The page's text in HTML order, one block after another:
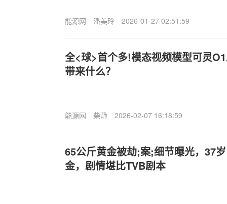
能源网 潘美玲 2026-01-27 02:51:59
全<球>首个多!模态视频模型可灵
带来什么？
能源网 柴静 2026-02-07 16:18:59
65公斤黄金被劫;案;细节曝光，37
金，剧情堪比TVB剧本